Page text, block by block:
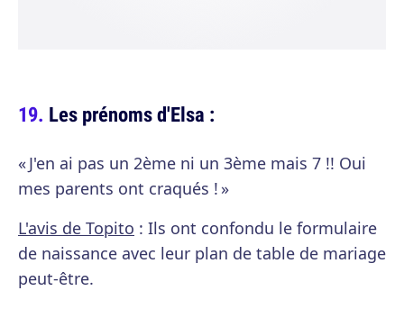
Les prénoms d'Elsa :
« J'en ai pas un 2ème ni un 3ème mais 7 !! Oui
mes parents ont craqués ! »
L'avis de Topito : Ils ont confondu le formulaire
de naissance avec leur plan de table de mariage
peut-être.